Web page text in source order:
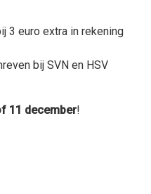
3 euro extra in rekening
bij SVN en HSV
11 december!